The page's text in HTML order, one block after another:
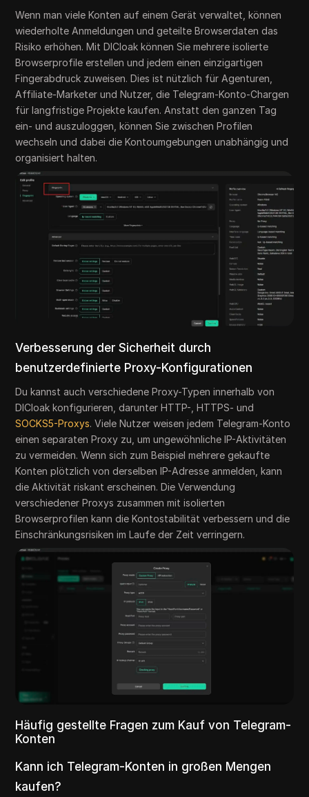
Wenn man viele Konten auf einem Gerät verwaltet, können
wiederholte Anmeldungen und geteilte Browserdaten das
Risiko erhöhen. Mit DICloak können Sie mehrere isolierte
Browserprofile erstellen und jedem einen einzigartigen
Fingerabdruck zuweisen. Dies ist nützlich für Agenturen,
Affiliate-Marketer und Nutzer, die Telegram-Konto-Chargen
für langfristige Projekte kaufen. Anstatt den ganzen Tag
ein- und auszuloggen, können Sie zwischen Profilen
wechseln und dabei die Kontoumgebungen unabhängig und
organisiert halten.
Verbesserung der Sicherheit durch
benutzerdefinierte Proxy-Konfigurationen
Du kannst auch verschiedene Proxy-Typen innerhalb von
DICloak konfigurieren, darunter HTTP-, HTTPS- und
SOCKS5-Proxys. Viele Nutzer weisen jedem Telegram-Konto
einen separaten Proxy zu, um ungewöhnliche IP-Aktivitäten
zu vermeiden. Wenn sich zum Beispiel mehrere gekaufte
Konten plötzlich von derselben IP-Adresse anmelden, kann
die Aktivität riskant erscheinen. Die Verwendung
verschiedener Proxys zusammen mit isolierten
Browserprofilen kann die Kontostabilität verbessern und die
Einschränkungsrisiken im Laufe der Zeit verringern.
Häufig gestellte Fragen zum Kauf von Telegram-
Konten
Kann ich Telegram-Konten in großen Mengen
kaufen?